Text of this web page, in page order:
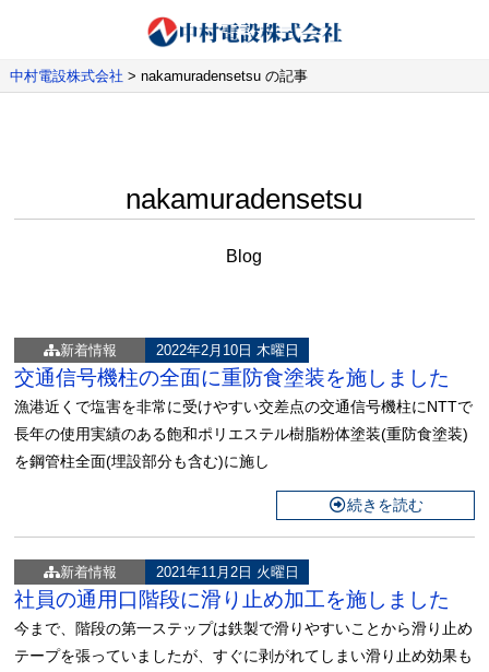
中村電設株式会社 > nakamuradensetsu の記事
nakamuradensetsu
Blog
新着情報 2022年2月10日 木曜日
交通信号機柱の全面に重防食塗装を施しました
漁港近くで塩害を非常に受けやすい交差点の交通信号機柱にNTTで
長年の使用実績のある飽和ポリエステル樹脂粉体塗装(重防食塗装)
を鋼管柱全面(埋設部分も含む)に施し
続きを読む
新着情報 2021年11月2日 火曜日
社員の通用口階段に滑り止め加工を施しました
今まで、階段の第一ステップは鉄製で滑りやすいことから滑り止め
テープを張っていましたが、すぐに剥がれてしまい滑り止め効果も